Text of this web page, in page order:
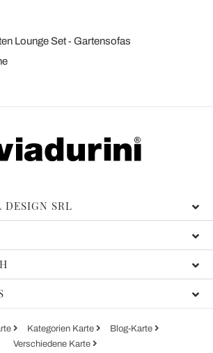
Lounge Set
Gartensofas
DESIGN SRL
Kategorien Karte
Blog-Karte
Verschiedene Karte